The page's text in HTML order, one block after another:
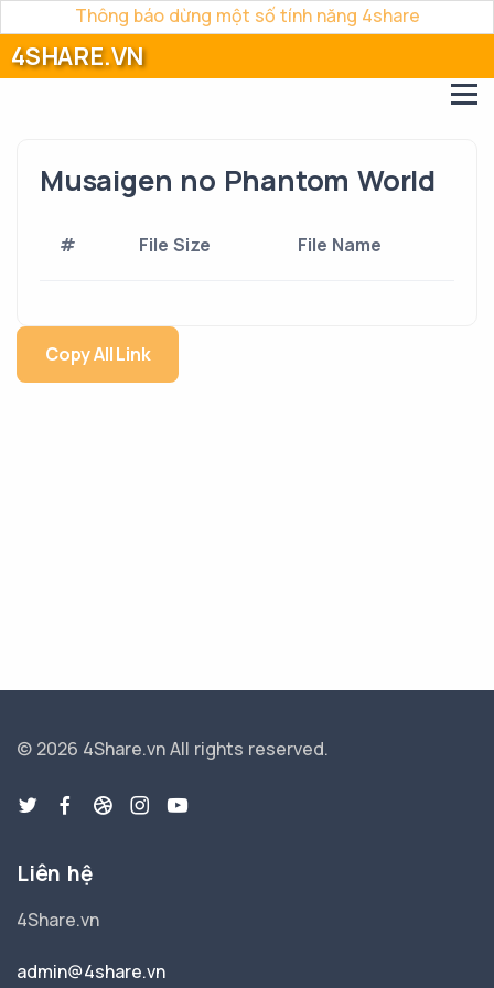
Thông báo dừng một số tính năng 4share
4SHARE.VN
Musaigen no Phantom World
# File Size File Name
Copy All Link
© 2026 4Share.vnAll rights reserved.
Liên hệ
4Share.vn
admin@4share.vn